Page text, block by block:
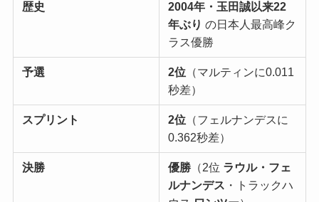
歴史
2004年・玉田誠以来22
年ぶり の日本人最高峰ク
ラス優勝
予選 2位（マルティンに0.011
秒差）
スプリント 2位（フェルナンデスに
0.362秒差）
決勝 優勝（2位 ラウル・フェ
ルナンデス ・トラックハ